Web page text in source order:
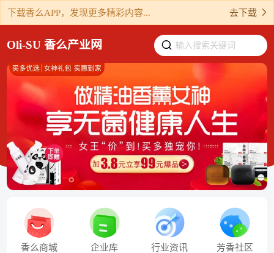
下载香么APP，发现更多精彩内容... 去下载
Oli-SU 香么产业网 输入搜索关键词
香么商城 企业库 行业资讯 芳香社区